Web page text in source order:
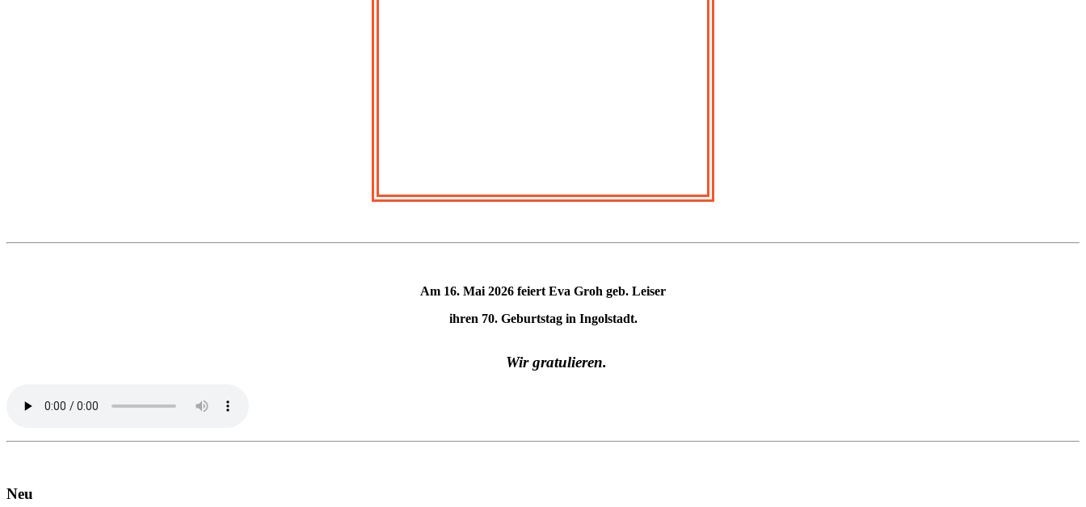
Am 16. Mai 2026 feiert Eva Groh geb. Leiser
ihren 70. Geburtstag in Ingolstadt.
Wir gratulieren.
Neu